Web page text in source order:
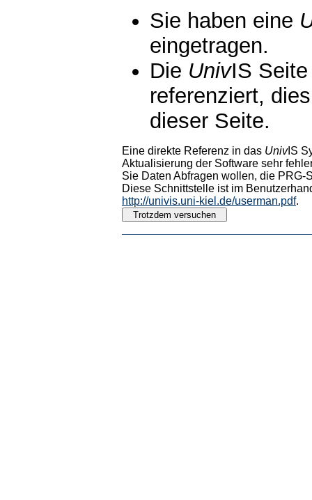
Sie haben eine
eingetragen.
Die UnivIS
referenziert,
dieser Seite.
Eine direkte Referenz in das UnivIS
Aktualisierung der Software sehr
Sie Daten Abfragen wollen, die PRG-
Diese Schnittstelle ist im
http://univis.uni-kiel.de/userman.pdf.